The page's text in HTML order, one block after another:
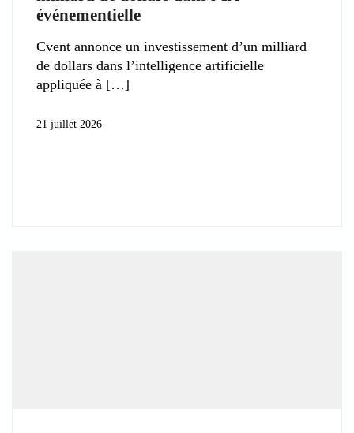
événementielle
Cvent annonce un investissement d’un milliard
de dollars dans l’intelligence artificielle
appliquée à
21 juillet 2026